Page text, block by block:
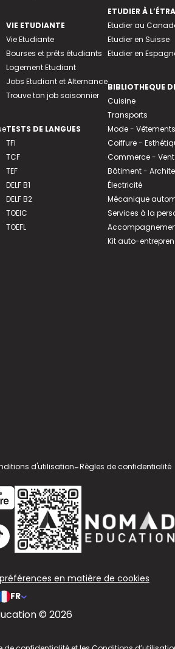
VIE ETUDIANTE
Vie Etudiante
Bourses et prêts étudiants
Logement Etudiant
Jobs Etudiant et Alternance
Trouve ton job saisonnier
TESTS DE LANGUES
TFI
TCF
TEF
DELF B1
DELF B2
TOEIC
TOEFL
ETUDIER À
Etudier au
Etudier en Suisse
Etudier en
BIBLIOTHEQUE
Cuisine
Transports
Mode - Vêtements
Coiffure -
Commerce -
Bâtiment -
Électricité
Mécanique
Services à la
Kit auto-
d'utilisation-Règles de confidentialité
en matière de cookies
FR
© 2026